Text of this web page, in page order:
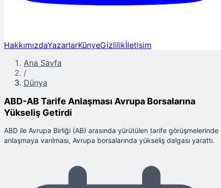
HakkımızdaYazarlarKünyeGizlilikİletişim
Ana Sayfa
/
Dünya
ABD-AB Tarife Anlaşması Avrupa Borsalarına
Yükseliş Getirdi
ABD ile Avrupa Birliği (AB) arasında yürütülen tarife görüşmelerinde
anlaşmaya varılması, Avrupa borsalarında yükseliş dalgası yarattı.